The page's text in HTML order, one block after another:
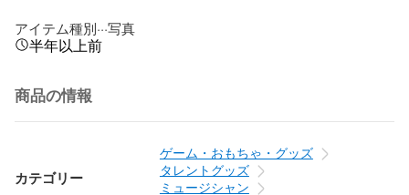
アイテム種別···写真
半年以上前
商品の情報
カテゴリー
ゲーム・おもちゃ・グッズ
タレントグッズ
ミュージシャン